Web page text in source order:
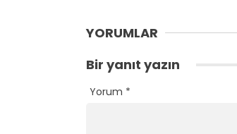
YORUMLAR
Bir yanıt yazın
Yorum *